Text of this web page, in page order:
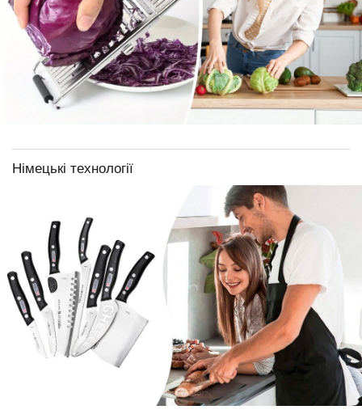
Німецькі технології